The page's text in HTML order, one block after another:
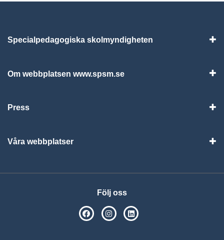
Specialpedagogiska skolmyndigheten
Om webbplatsen www.spsm.se
Press
Våra webbplatser
Följ oss
SPSM på Facebook
SPSM på Instagram